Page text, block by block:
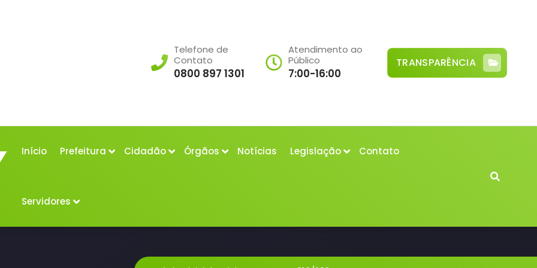
Telefone de
Contato
0800 897 1301
Atendimento ao
Público
7:00-16:00
TRANSPARÊNCIA
Início Prefeitura Cidadão Órgãos Notícias Legislação Contato
Servidores